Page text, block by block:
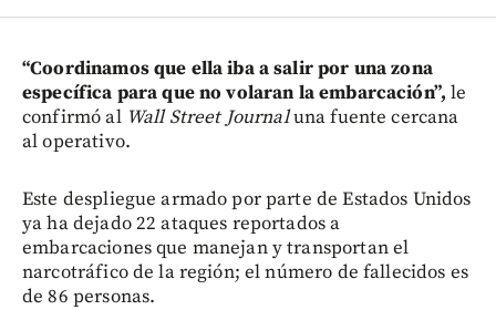
“Coordinamos que ella iba a salir por una zona
específica para que no volaran la embarcación”, le
confirmó al Wall Street Journaluna fuente cercana
al operativo.
Este despliegue armado por parte de Estados Unidos
ya ha dejado 22 ataques reportados a
embarcaciones que manejan y transportan el
narcotráfico de la región; el número de fallecidos es
de 86 personas.